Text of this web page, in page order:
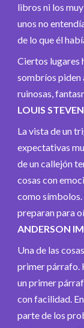
libros ni los
unos no
de lo que él
Ciertos lugares
sombríos piden
ruinosas,
LOUIS
La vista de un
expectativas
de un callejón
cosas con
como símbolos.
preparan para
ANDERSON
Una de las
primer párrafo.
un primer
con facilidad.
parte de los